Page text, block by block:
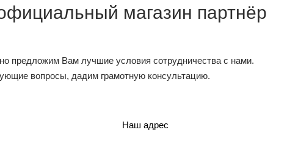
магазин партнёр
предложим Вам лучшие условия сотрудничества с нами.
вопросы, дадим грамотную консультацию.
Наш адрес